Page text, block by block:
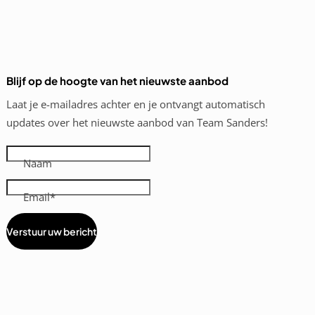
Blijf op de hoogte van het nieuwste aanbod
Laat je e-mailadres achter en je ontvangt automatisch
updates over het nieuwste aanbod van Team Sanders!
Naam
Email
Verstuur uw bericht